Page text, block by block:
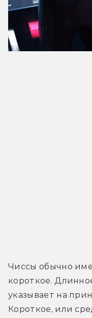
Чиссы обычно
короткое.
указывает на
Короткое, или